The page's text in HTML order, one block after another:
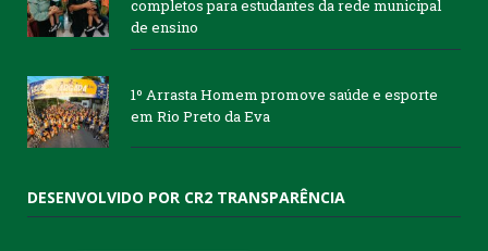
completos para estudantes da rede municipal
de ensino
1º Arrasta Homem promove saúde e esporte
em Rio Preto da Eva
DESENVOLVIDO POR CR2 TRANSPARÊNCIA